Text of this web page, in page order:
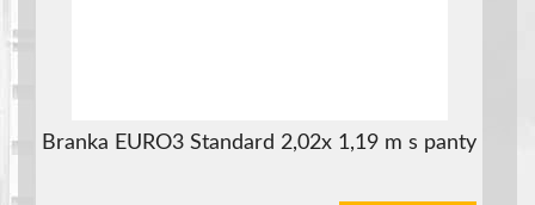
Branka EURO3 Standard 2,02x 1,19 m s panty